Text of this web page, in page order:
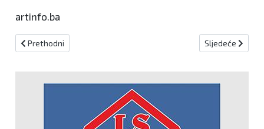
artinfo.ba
Prethodni članak: MUP SBK upozorava građane na razne prijevare
Prethodni Sljedeći
Sljedeće